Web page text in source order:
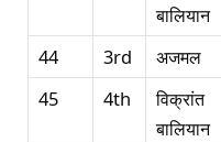
बालियान
44 3rd अजमल
45
4th
विक्रांत
बालियान